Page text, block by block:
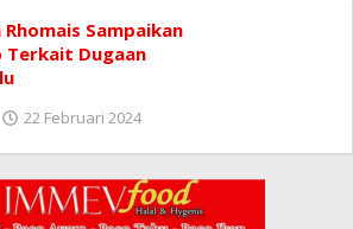
Sampaikan
Terkait Dugaan
22 Februari 2024